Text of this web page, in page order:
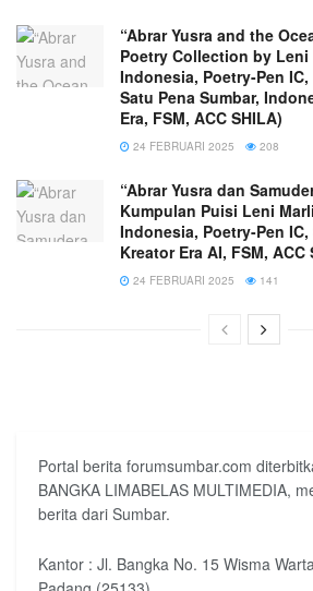
“Abrar Yusra and the
Poetry Collection by Leni
Indonesia, Poetry-Pen
Satu Pena Sumbar,
Era, FSM, ACC SHILA)
24 FEBRUARI 2025 208
“Abrar Yusra dan
Kumpulan Puisi Leni
Indonesia, Poetry-Pen IC,
Kreator Era AI, FSM, ACC
24 FEBRUARI 2025 141
Portal berita forumsumbar.com
BANGKA LIMABELAS MULTIMEDIA,
berita dari Sumbar.
Kantor : Jl. Bangka No. 15 Wisma